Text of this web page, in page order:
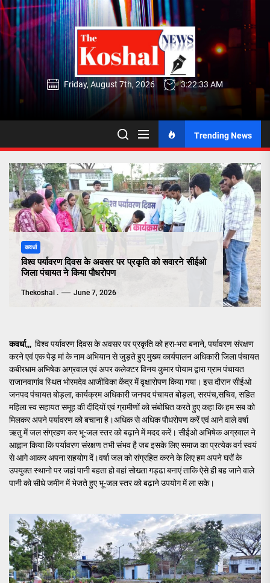
Skip
to
the
content
Friday, August 7th, 2026 3:22:34 AM
Trending News
कवर्धा
विश्व पर्यावरण दिवस के अवसर पर प्रकृति को सवारने सीईओ
जिला पंचायत ने किया पौधरोपण
Thekoshal . June 7, 2026
कवर्धा,,, विश्व पर्यावरण दिवस के अवसर पर प्रकृति को हरा-भरा बनाने, पर्यावरण संरक्षण
करने एवं एक पेड़ मां के नाम अभियान से जुड़ते हुए मुख्य कार्यपालन अधिकारी जिला पंचायत
कबीरधाम अभिषेक अग्रवाल एवं अपर कलेक्टर विनय कुमार पोयाम द्वारा ग्राम पंचायत
राजानवागांव स्थित भोरमदेव आजीविका केंद्र में वृक्षारोपण किया गया। इस दौरान सीईओ
जनपद पंचायत बोड़ला, कार्यक्रम अधिकारी जनपद पंचायत बोड़ला, सरपंच,सचिव, सहित
महिला स्व सहायत समूह की दीदियों एवं ग्रामीणों को संबोधित करते हुए कहा कि हम सब को
मिलकर अपने पर्यावरण को बचाना है।अधिक से अधिक पौधरोपण करें एवं आने वाले वर्षा
ऋतु में जल संग्रहण कर भू-जल स्तर को बढ़ाने में मदद करें। सीईओ अभिषेक अग्रवाल ने
आह्वान किया कि पर्यावरण संरक्षण तभी संभव है जब इसके लिए समाज का प्रत्येक वर्ग स्वयं
से आगे आकर अपना सहयोग दें।वर्षा जल को संग्रहित करने के लिए हम अपने घरों के
उपयुक्त स्थानो पर जहां पानी बहता हो वहां सोख्ता गड्ढा बनाएं ताकि ऐसे ही बह जाने वाले
पानी को सीधे जमीन में भेजते हुए भू-जल स्तर को बढ़ाने उपयोग में ला सके।